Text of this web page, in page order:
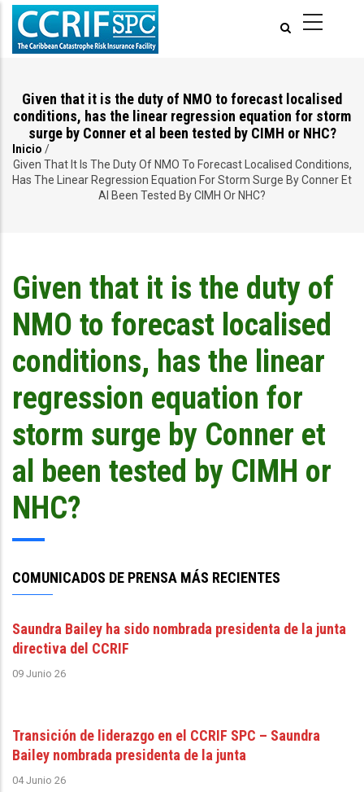
Pasar
contenido
Given that it is the duty of NMO to forecast localised
conditions, has the linear regression equation for storm
surge by Conner et al been tested by CIMH or NHC?
Ruta
de
Inicio /
Given That It Is The Duty Of NMO To Forecast Localised Conditions,
Has The Linear Regression Equation For Storm Surge By Conner Et
Al Been Tested By CIMH Or NHC?
Given that it is the duty of
NMO to forecast localised
conditions, has the linear
regression equation for
storm surge by Conner et
al been tested by CIMH or
NHC?
COMUNICADOS DE PRENSA MÁS RECIENTES
Saundra Bailey ha sido nombrada presidenta de la junta
directiva del CCRIF
09 Junio 26
Transición de liderazgo en el CCRIF SPC – Saundra
Bailey nombrada presidenta de la junta
04 Junio 26